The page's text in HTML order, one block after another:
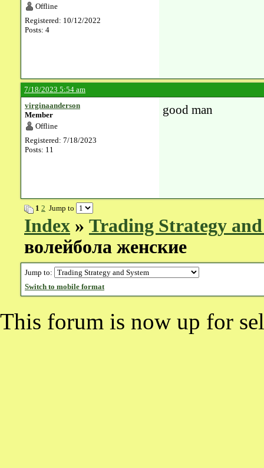
Offline
Registered: 10/12/2022
Posts: 4
7/18/2023 5:54 am
virginaanderson
Member
Offline
Registered: 7/18/2023
Posts: 11
good man
1 2 Jump to
Index » Trading Strategy
волейбола женские
Jump to:
Switch to mobile format
This forum is now up for